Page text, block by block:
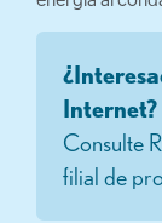
Internet?
Consulte
filial de